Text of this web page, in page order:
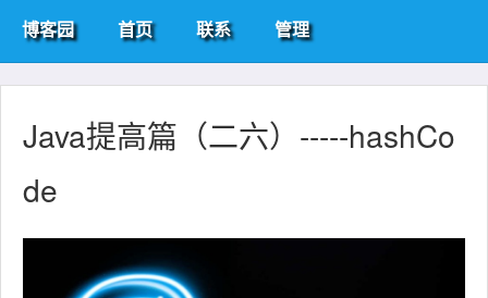
博客园
首页 联系 管理
Java提高篇（二六）-----hashCo
de